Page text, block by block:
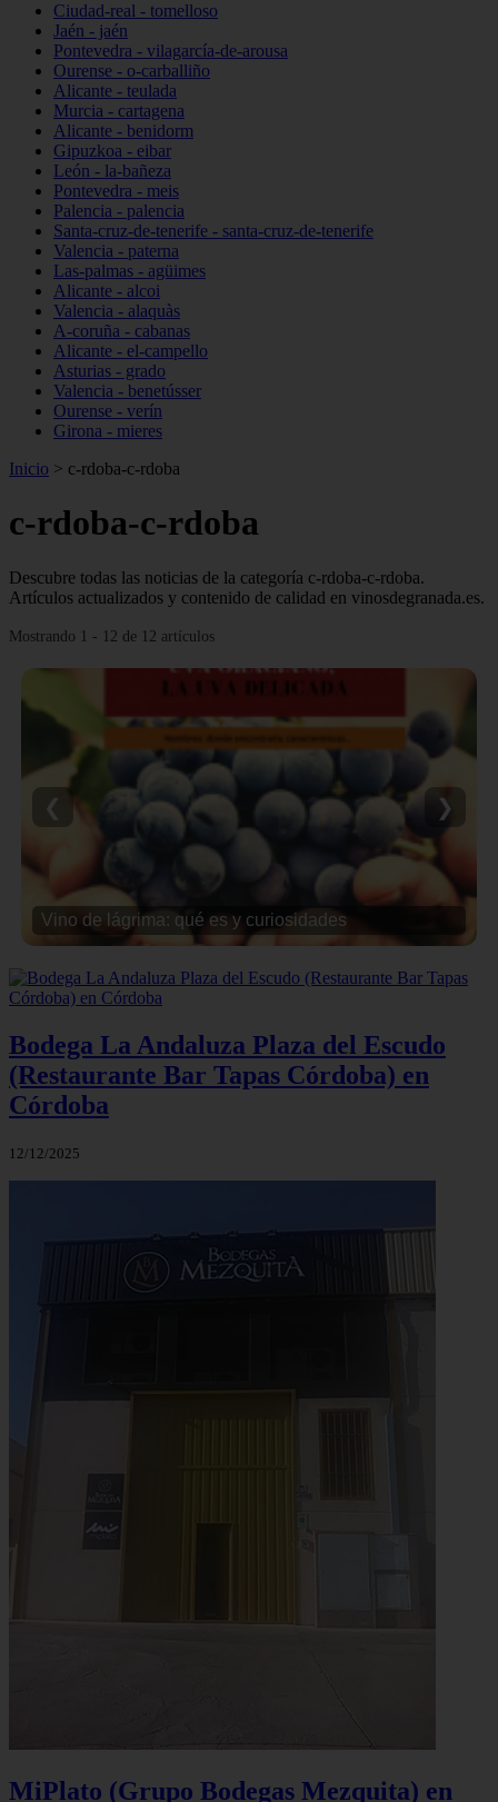
Ciudad-real - tomelloso
Jaén - jaén
Pontevedra - vilagarcía-de-arousa
Ourense - o-carballiño
Alicante - teulada
Murcia - cartagena
Alicante - benidorm
Gipuzkoa - eibar
León - la-bañeza
Pontevedra - meis
Palencia - palencia
Santa-cruz-de-tenerife - santa-cruz-de-tenerife
Valencia - paterna
Las-palmas - agüimes
Alicante - alcoi
Valencia - alaquàs
A-coruña - cabanas
Alicante - el-campello
Asturias - grado
Valencia - benetússer
Ourense - verín
Girona - mieres
Inicio > c-rdoba-c-rdoba
c-rdoba-c-rdoba
Descubre todas las noticias de la categoría c-rdoba-c-rdoba.
Artículos actualizados y contenido de calidad en vinosdegranada.es.
Mostrando 1 - 12 de 12 artículos
Vino de lágrima: qué es y curiosidades
❮ ❯
Bodega La Andaluza Plaza del Escudo
(Restaurante Bar Tapas Córdoba) en
Córdoba
12/12/2025
MiPlato (Grupo Bodegas Mezquita) en